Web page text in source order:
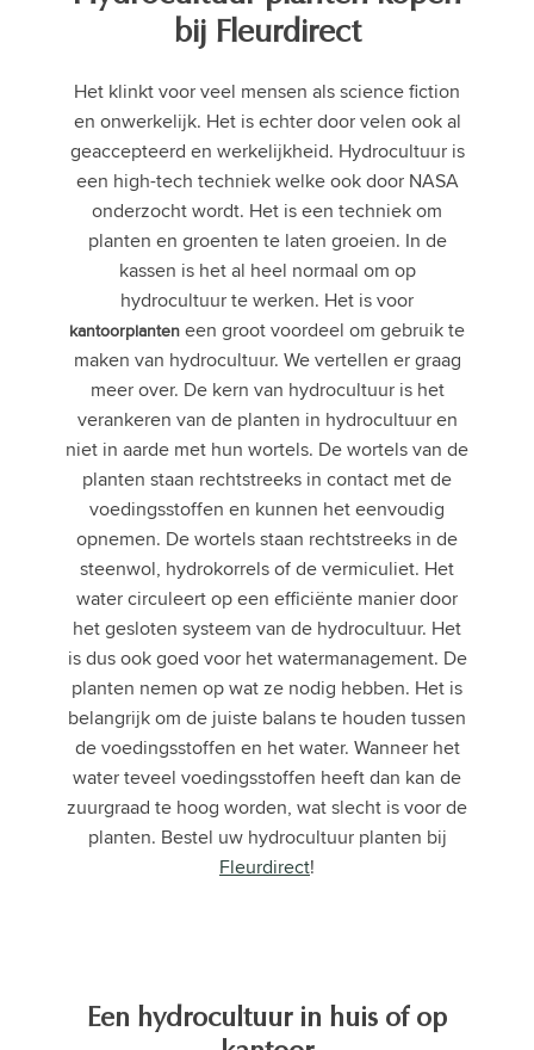
bij Fleurdirect
Het klinkt voor veel mensen als science fiction
en onwerkelijk. Het is echter door velen ook al
geaccepteerd en werkelijkheid. Hydrocultuur is
een high-tech techniek welke ook door NASA
onderzocht wordt. Het is een techniek om
planten en groenten te laten groeien. In de
kassen is het al heel normaal om op
hydrocultuur te werken. Het is voor
kantoorplanten een groot voordeel om gebruik te
maken van hydrocultuur. We vertellen er graag
meer over. De kern van hydrocultuur is het
verankeren van de planten in hydrocultuur en
niet in aarde met hun wortels. De wortels van de
planten staan rechtstreeks in contact met de
voedingsstoffen en kunnen het eenvoudig
opnemen. De wortels staan rechtstreeks in de
steenwol, hydrokorrels of de vermiculiet. Het
water circuleert op een efficiënte manier door
het gesloten systeem van de hydrocultuur. Het
is dus ook goed voor het watermanagement. De
planten nemen op wat ze nodig hebben. Het is
belangrijk om de juiste balans te houden tussen
de voedingsstoffen en het water. Wanneer het
water teveel voedingsstoffen heeft dan kan de
zuurgraad te hoog worden, wat slecht is voor de
planten. Bestel uw hydrocultuur planten bij
Fleurdirect!
Een hydrocultuur in huis of op